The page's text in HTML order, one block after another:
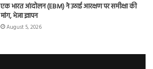
एक भारत आंदोलन (EBM) ने उठाई आरक्षण पर समीक्षा की
मांग, भेजा ज्ञापन
August 5, 2026